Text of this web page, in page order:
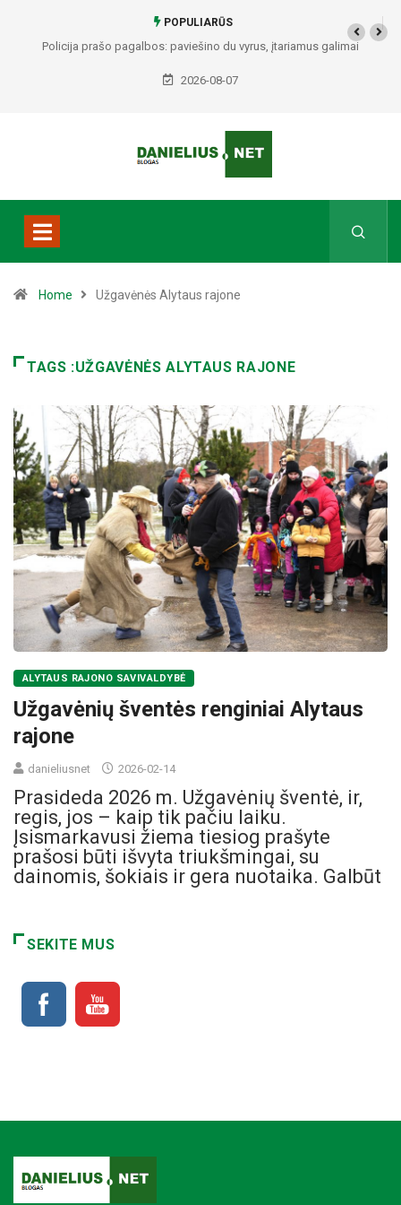
POPULIARŪS
Policija prašo pagalbos: paviešino du vyrus, įtariamus galimai
padariusius vagystes Alytuje ir Dauguose
2026-08-07
Home Užgavėnės Alytaus rajone
TAGS :UŽGAVĖNĖS ALYTAUS RAJONE
ALYTAUS RAJONO SAVIVALDYBĖ
Užgavėnių šventės renginiai Alytaus
rajone
danieliusnet 2026-02-14
Prasideda 2026 m. Užgavėnių šventė, ir,
regis, jos – kaip tik pačiu laiku.
Įsismarkavusi žiema tiesiog prašyte
prašosi būti išvyta triukšmingai, su
dainomis, šokiais ir gera nuotaika. Galbūt
SEKITE MUS